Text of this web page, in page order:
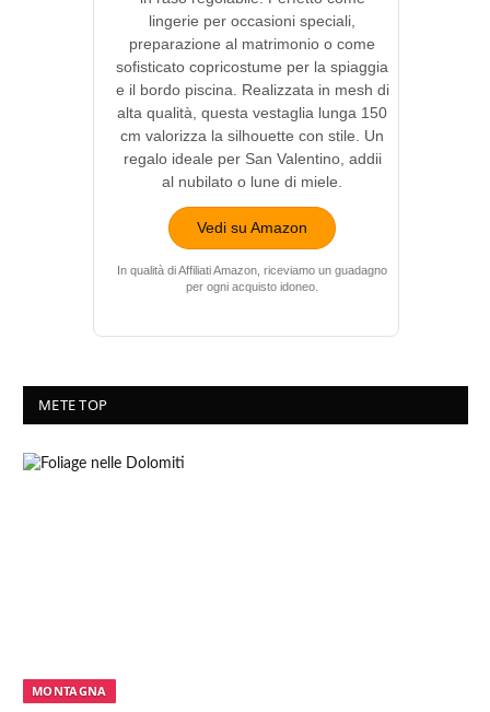
lingerie per occasioni speciali,
preparazione al matrimonio o come
sofisticato copricostume per la spiaggia
e il bordo piscina. Realizzata in mesh di
alta qualità, questa vestaglia lunga 150
cm valorizza la silhouette con stile. Un
regalo ideale per San Valentino, addii
al nubilato o lune di miele.
Vedi su Amazon
In qualità di Affiliati Amazon, riceviamo un guadagno
per ogni acquisto idoneo.
METE TOP
MONTAGNA